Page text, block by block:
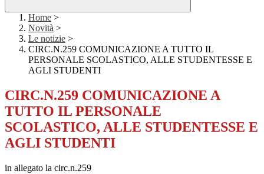
Home >
Novità >
Le notizie >
CIRC.N.259 COMUNICAZIONE A TUTTO IL
PERSONALE SCOLASTICO, ALLE STUDENTESSE E
AGLI STUDENTI
CIRC.N.259 COMUNICAZIONE A
TUTTO IL PERSONALE
SCOLASTICO, ALLE STUDENTESSE E
AGLI STUDENTI
in allegato la circ.n.259